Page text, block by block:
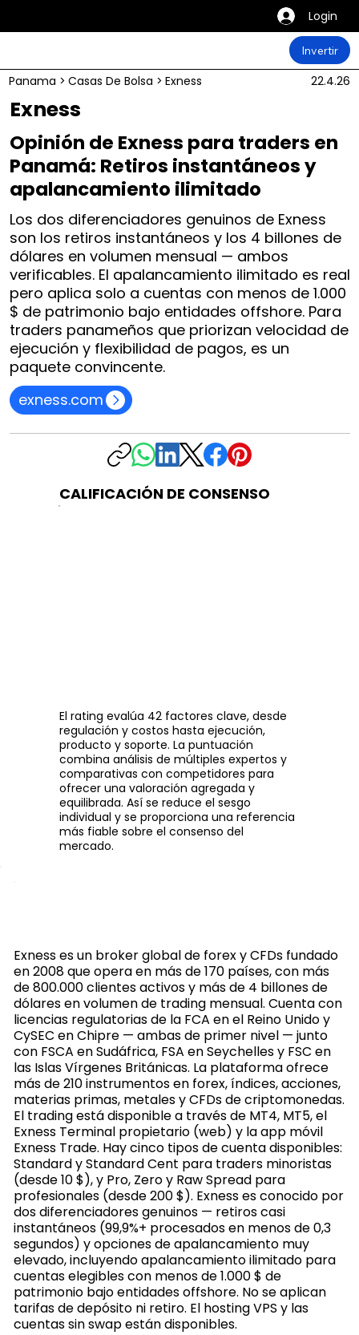
Login
Invertir
Panama > Casas De Bolsa > Exness 22.4.26
Exness
Opinión de Exness para traders en
Panamá: Retiros instantáneos y
apalancamiento ilimitado
Los dos diferenciadores genuinos de Exness
son los retiros instantáneos y los 4 billones de
dólares en volumen mensual — ambos
verificables. El apalancamiento ilimitado es real
pero aplica solo a cuentas con menos de 1.000
$ de patrimonio bajo entidades offshore. Para
traders panameños que priorizan velocidad de
ejecución y flexibilidad de pagos, es un
paquete convincente.
exness.com
CALIFICACIÓN DE CONSENSO
El rating evalúa 42 factores clave, desde
regulación y costos hasta ejecución,
producto y soporte. La puntuación
combina análisis de múltiples expertos y
comparativas con competidores para
ofrecer una valoración agregada y
equilibrada. Así se reduce el sesgo
individual y se proporciona una referencia
más fiable sobre el consenso del
mercado.
Exness es un broker global de forex y CFDs fundado
en 2008 que opera en más de 170 países, con más
de 800.000 clientes activos y más de 4 billones de
dólares en volumen de trading mensual. Cuenta con
licencias regulatorias de la FCA en el Reino Unido y
CySEC en Chipre — ambas de primer nivel — junto
con FSCA en Sudáfrica, FSA en Seychelles y FSC en
las Islas Vírgenes Británicas. La plataforma ofrece
más de 210 instrumentos en forex, índices, acciones,
materias primas, metales y CFDs de criptomonedas.
El trading está disponible a través de MT4, MT5, el
Exness Terminal propietario (web) y la app móvil
Exness Trade. Hay cinco tipos de cuenta disponibles:
Standard y Standard Cent para traders minoristas
(desde 10 $), y Pro, Zero y Raw Spread para
profesionales (desde 200 $). Exness es conocido por
dos diferenciadores genuinos — retiros casi
instantáneos (99,9%+ procesados en menos de 0,3
segundos) y opciones de apalancamiento muy
elevado, incluyendo apalancamiento ilimitado para
cuentas elegibles con menos de 1.000 $ de
patrimonio bajo entidades offshore. No se aplican
tarifas de depósito ni retiro. El hosting VPS y las
cuentas sin swap están disponibles.